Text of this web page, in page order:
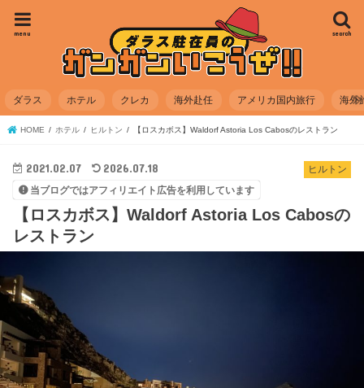
search
menu
ダラス ホテル クレカ 海外赴任 アメリカ国内旅行 海外
HOME ホテル ヒルトン 【ロスカボス】Waldorf Astoria Los Cabosのレストラン
ヒルトン
2021.02.07 2026.07.18
当ブログではアフィリエイト広告を利用しています
【ロスカボス】Waldorf Astoria Los Cabosの
レストラン